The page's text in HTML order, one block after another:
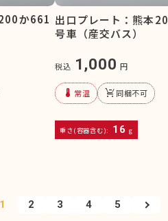
か661 出口プレート：熊本
号車（産交バス）
税込 1,000 円
device_thermostat 常温 remove_shopping_cart同梱不可
重さ(容器含む): 16 g
1 2 3 4 5